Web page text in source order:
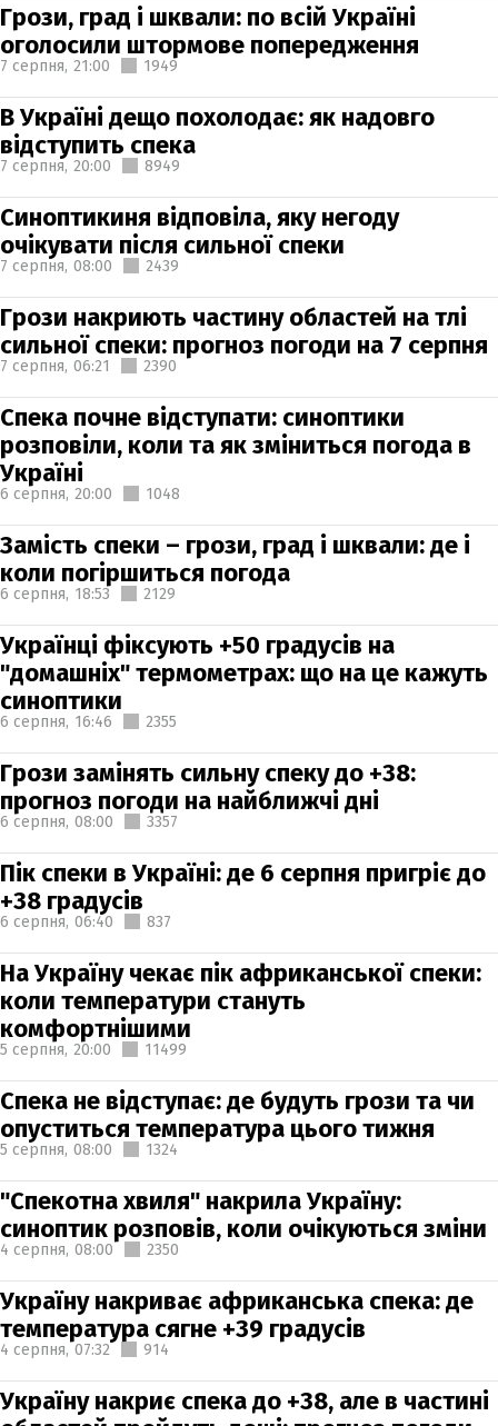
Грози, град і шквали: по всій Україні
оголосили штормове попередження
7 серпня, 21:00 1949
В Україні дещо похолодає: як надовго
відступить спека
7 серпня, 20:00 8949
Синоптикиня відповіла, яку негоду
очікувати після сильної спеки
7 серпня, 08:00 2439
Грози накриють частину областей на тлі
сильної спеки: прогноз погоди на 7 серпня
7 серпня, 06:21 2390
Спека почне відступати: синоптики
розповіли, коли та як зміниться погода в
Україні
6 серпня, 20:00 1048
Замість спеки – грози, град і шквали: де і
коли погіршиться погода
6 серпня, 18:53 2129
Українці фіксують +50 градусів на
"домашніх" термометрах: що на це кажуть
синоптики
6 серпня, 16:46 2355
Грози замінять сильну спеку до +38:
прогноз погоди на найближчі дні
6 серпня, 08:00 3357
Пік спеки в Україні: де 6 серпня пригріє до
+38 градусів
6 серпня, 06:40 837
На Україну чекає пік африканської спеки:
коли температури стануть
комфортнішими
5 серпня, 20:00 11499
Спека не відступає: де будуть грози та чи
опуститься температура цього тижня
5 серпня, 08:00 1324
"Спекотна хвиля" накрила Україну:
синоптик розповів, коли очікуються зміни
4 серпня, 08:00 2350
Україну накриває африканська спека: де
температура сягне +39 градусів
4 серпня, 07:32 914
Україну накриє спека до +38, але в частині